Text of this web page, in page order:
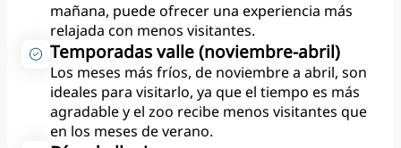
mañana, puede ofrecer una experiencia más
relajada con menos visitantes.
Temporadas valle (noviembre-abril)
Los meses más fríos, de noviembre a abril, son
ideales para visitarlo, ya que el tiempo es más
agradable y el zoo recibe menos visitantes que
en los meses de verano.